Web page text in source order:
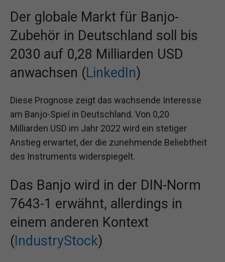
Der globale Markt für Banjo-
Zubehör in Deutschland soll bis
2030 auf 0,28 Milliarden USD
anwachsen (LinkedIn)
Diese Prognose zeigt das wachsende Interesse
am Banjo-Spiel in Deutschland. Von 0,20
Milliarden USD im Jahr 2022 wird ein stetiger
Anstieg erwartet, der die zunehmende Beliebtheit
des Instruments widerspiegelt.
Das Banjo wird in der DIN-Norm
7643-1 erwähnt, allerdings in
einem anderen Kontext
(IndustryStock)